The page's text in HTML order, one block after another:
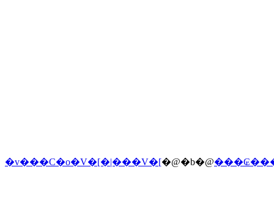
�v���C�o�V�[�|���V�[�@�b�@